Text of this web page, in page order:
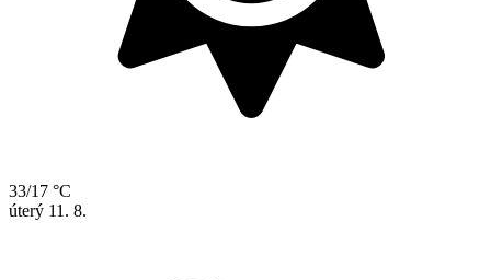
33/17 °C
úterý 11. 8.